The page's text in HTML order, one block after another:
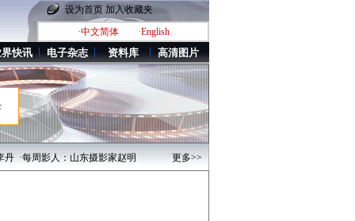
设为首页 加入收藏夹
·中文简体
·English
快讯 电子杂志 资料库 高清图片
影人：山东摄影家赵明 ·优秀影人：新疆摄影家——刘一亮
更多>>